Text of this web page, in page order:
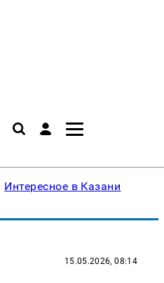
Интересное в Казани
15.05.2026, 08:14